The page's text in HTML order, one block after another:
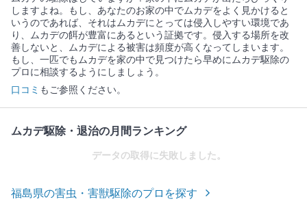
しますよね。もし、あなたのお家の中でムカデをよく見かけると
いうのであれば、それはムカデにとっては侵入しやすい環境であ
り、ムカデの餌が豊富にあるという証拠です。侵入する場所を改
善しないと、ムカデによる被害は頻度が高くなってしまいます。
もし、一匹でもムカデを家の中で見つけたら早めにムカデ駆除の
プロに相談するようにしましょう。
口コミ もご参照ください。
ムカデ駆除・退治の月間ランキング
データの取得に失敗しました。
福島県の害虫・害獣駆除のプロを探す